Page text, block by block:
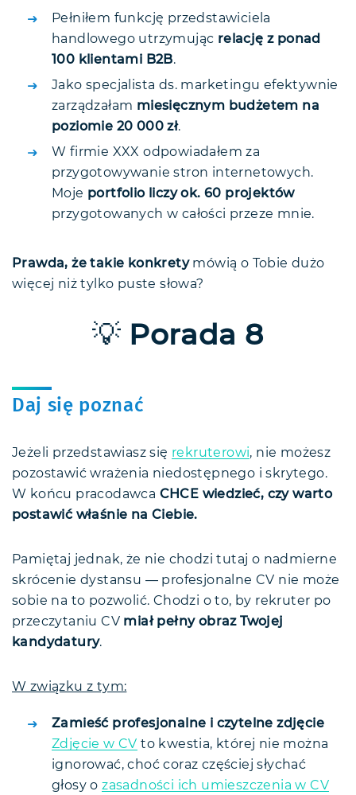
Pełniłem funkcję przedstawiciela
handlowego utrzymując relację z ponad
100 klientami B2B.
Jako specjalista ds. marketingu efektywnie
zarządzałam miesięcznym budżetem na
poziomie 20 000 zł.
W firmie XXX odpowiadałem za
przygotowywanie stron internetowych.
Moje portfolio liczy ok. 60 projektów
przygotowanych w całości przeze mnie.
Prawda, że takie konkretymówią o Tobie dużo
więcej niż tylko puste słowa?
💡 Porada 8
Daj się poznać
Jeżeli przedstawiasz się rekruterowi, nie możesz
pozostawić wrażenia niedostępnego i skrytego.
W końcu pracodawca CHCE wiedzieć, czy warto
postawić właśnie na Ciebie.
Pamiętaj jednak, że nie chodzi tutaj o nadmierne
skrócenie dystansu — profesjonalne CV nie może
sobie na to pozwolić. Chodzi o to, by rekruter po
przeczytaniu CV miał pełny obraz Twojej
kandydatury.
W związku z tym:
Zamieść profesjonalne i czytelne zdjęcie
Zdjęcie w CV to kwestia, której nie można
ignorować, choć coraz częściej słychać
głosy ozasadności ich umieszczenia w CV